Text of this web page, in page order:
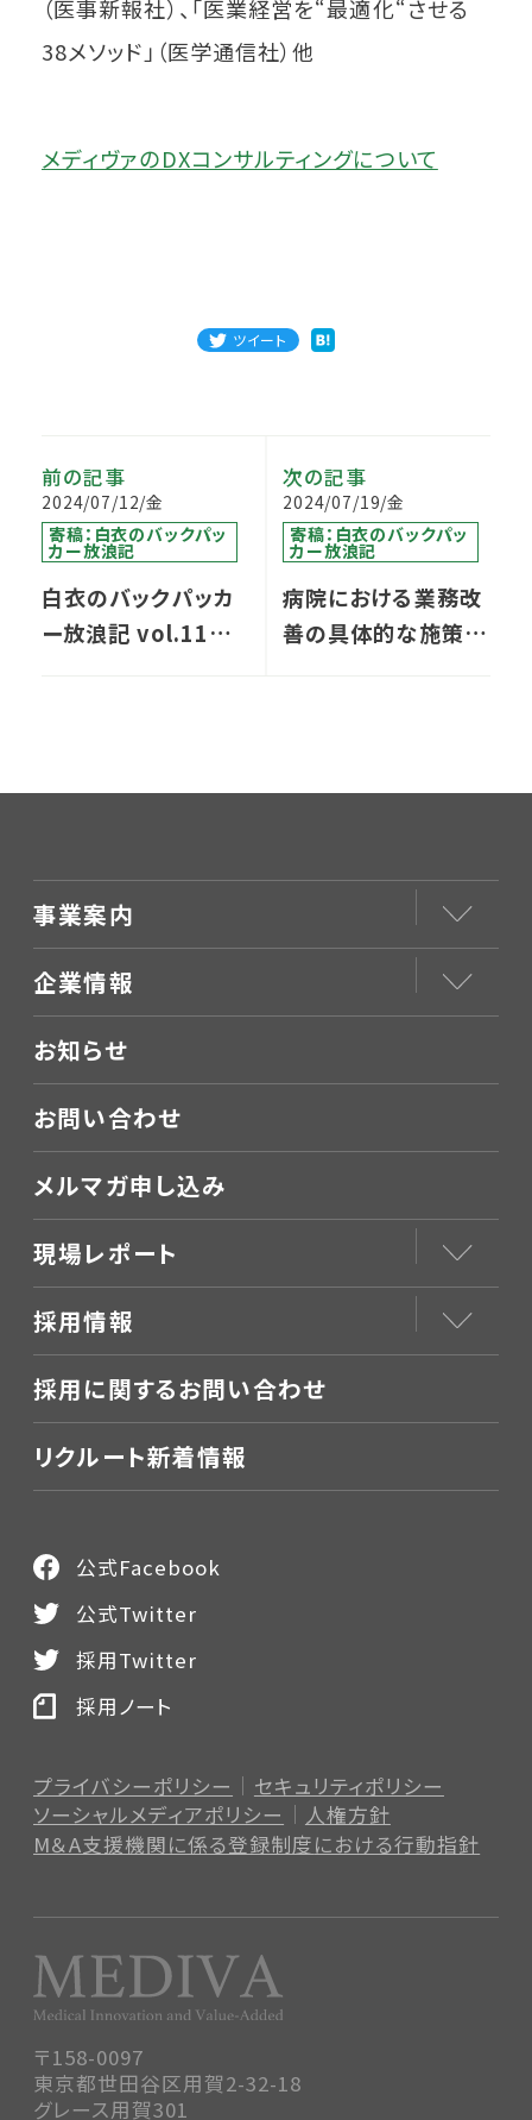
（医事新報社）、「医業経営を“最適化“させる
38メソッド」（医学通信社）他
メディヴァのDXコンサルティングについて
ツイート
前の記事
2024/07/12/金
寄稿：白衣のバックパッ
カー放浪記
白衣のバックパッカ
ー放浪記 vol.11／
次の記事
2024/07/19/金
寄稿：白衣のバックパッ
カー放浪記
病院における業務改
善の具体的な施策と
事業案内
企業情報
お知らせ
お問い合わせ
メルマガ申し込み
現場レポート
採用情報
採用に関するお問い合わせ
リクルート新着情報
〒158-0097
東京都世田谷区用賀2-32-18
グレース用賀301
プライバシーポリシー
セキュリティポリシー
ソーシャルメディアポリシー
人権方針
M＆A支援機関に係る登録制度における行動指針
公式Facebook
公式Twitter
採用Twitter
採用ノート